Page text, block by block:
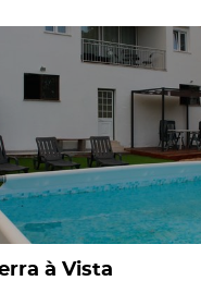
à Vista